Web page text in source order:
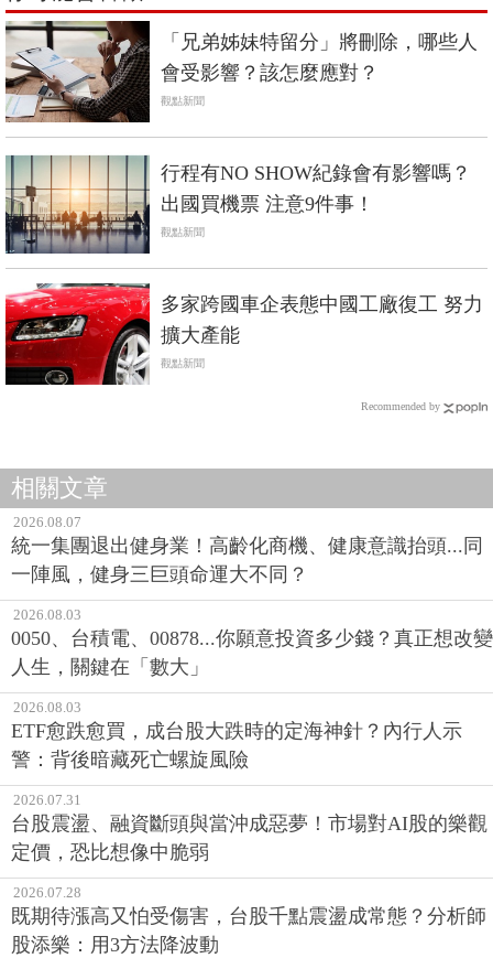
「兄弟姊妹特留分」將刪除，哪些人
會受影響？該怎麼應對？
觀點新聞
行程有NO SHOW紀錄會有影響嗎？
出國買機票 注意9件事！
觀點新聞
多家跨國車企表態中國工廠復工 努力
擴大產能
觀點新聞
Recommended by
相關文章
2026.08.07
統一集團退出健身業！高齡化商機、健康意識抬頭...同
一陣風，健身三巨頭命運大不同？
2026.08.03
0050、台積電、00878...你願意投資多少錢？真正想改變
人生，關鍵在「數大」
2026.08.03
ETF愈跌愈買，成台股大跌時的定海神針？內行人示
警：背後暗藏死亡螺旋風險
2026.07.31
台股震盪、融資斷頭與當沖成惡夢！市場對AI股的樂觀
定價，恐比想像中脆弱
2026.07.28
既期待漲高又怕受傷害，台股千點震盪成常態？分析師
股添樂：用3方法降波動